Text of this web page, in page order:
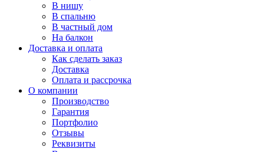
В нишу
В спальню
В частный дом
На балкон
Доставка и оплата
Как сделать заказ
Доставка
Оплата и рассрочка
О компании
Производство
Гарантия
Портфолио
Отзывы
Реквизиты